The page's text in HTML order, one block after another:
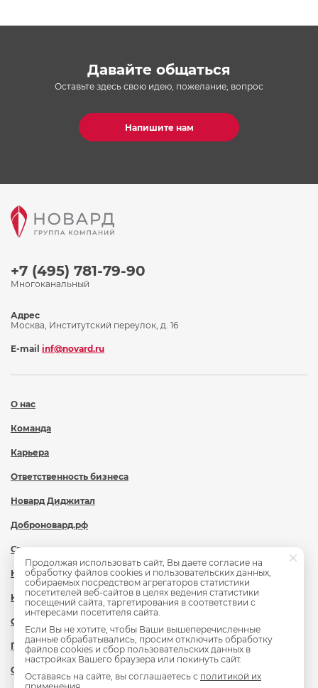
Давайте общаться
Оставьте здесь свою идею, пожелание, вопрос
Напишите нам
+7 (495) 781-79-90
Многоканальный
О нас
Команда
Карьера
Ответственность бизнеса
Новард Диджитал
Доброновард.рф
Статьи
Новости
Контакты
Охрана труда
Политика обработки персональных данных
Сведения об образовательной организации
Адрес
Москва, Институтский переулок, д. 16
E-mail inf@novard.ru
Продолжая использовать сайт, Вы даете согласие на
обработку файлов cookies и пользовательских данных,
собираемых посредством агрегаторов статистики
посетителей веб-сайтов в целях ведения статистики
посещений сайта, таргетирования в соответствии с
интересами посетителя сайта.
Если Вы не хотите, чтобы Ваши вышеперечисленные
данные обрабатывались, просим отключить обработку
файлов cookies и сбор пользовательских данных в
настройках Вашего браузера или покинуть сайт.
Оставаясь на сайте, вы соглашаетесь с политикой их